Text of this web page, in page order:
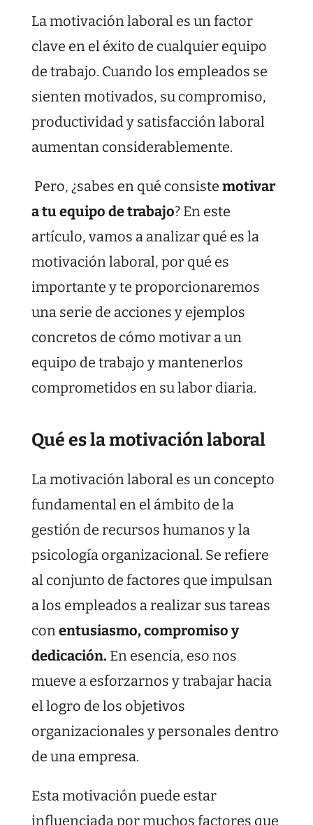
La motivación laboral es un factor
clave en el éxito de cualquier equipo
de trabajo. Cuando los empleados se
sienten motivados, su compromiso,
productividad y satisfacción laboral
aumentan considerablemente.
Pero, ¿sabes en qué consiste motivar
a tu equipo de trabajo? En este
artículo, vamos a analizar qué es la
motivación laboral, por qué es
importante y te proporcionaremos
una serie de acciones y ejemplos
concretos de cómo motivar a un
equipo de trabajo y mantenerlos
comprometidos en su labor diaria.
Qué es la motivación laboral
La motivación laboral es un concepto
fundamental en el ámbito de la
gestión de recursos humanos y la
psicología organizacional. Se refiere
al conjunto de factores que impulsan
a los empleados a realizar sus tareas
con entusiasmo, compromiso y
dedicación. En esencia, eso nos
mueve a esforzarnos y trabajar hacia
el logro de los objetivos
organizacionales y personales dentro
de una empresa.
Esta motivación puede estar
influenciada por muchos factores que